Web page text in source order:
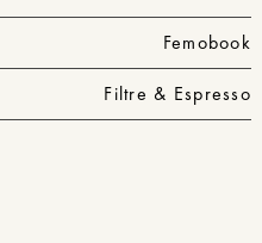
Femobook
Filtre & Espresso